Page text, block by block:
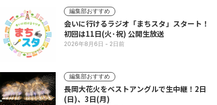
編集部おすすめ
会いに行けるラジオ「まちスタ」スタート！
初回は11日(火･祝) 公開生放送
2026年8月6日 - 2日前
編集部おすすめ
長岡大花火をベストアングルで生中継！2日
(日)、3日(月)